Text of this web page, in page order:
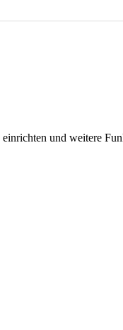
und weitere